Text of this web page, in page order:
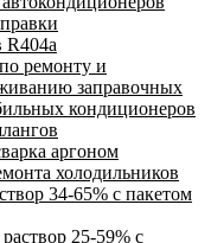
R404a
ремонту и
заправочных
кондиционеров
аргоном
холодильников
34-65% с пакетом
25-59% с